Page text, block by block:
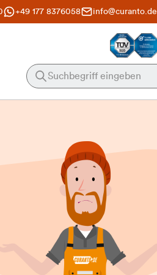
+49 177 8376058 info@curanto.de